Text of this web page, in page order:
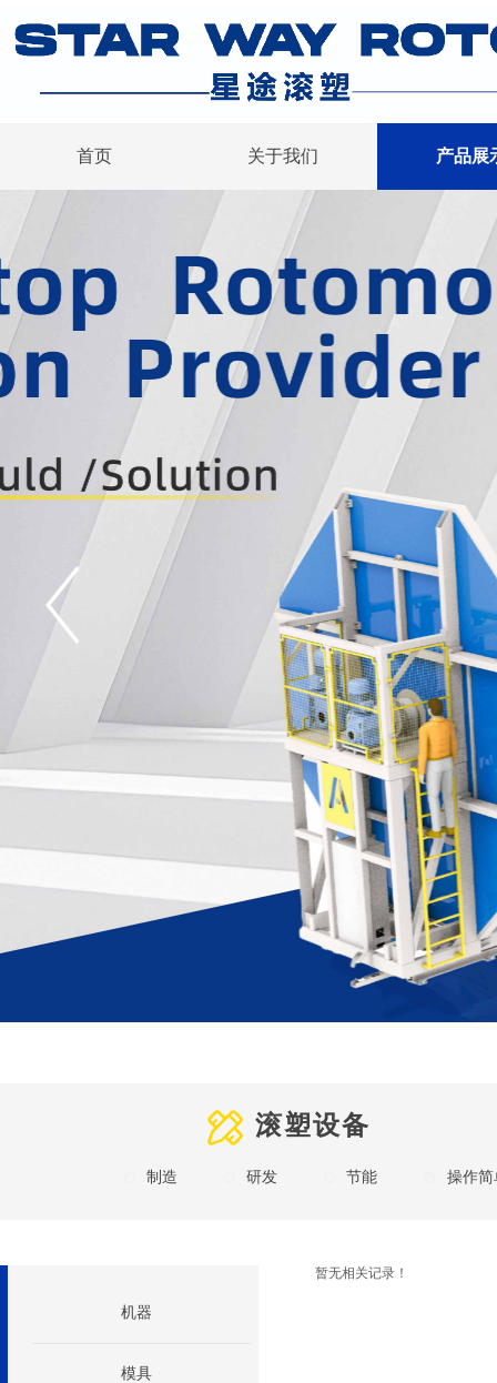
首页 关于我们 产品展
操作简
研发 节能
制造
滚塑设备
暂无相关记录！
机器
模具